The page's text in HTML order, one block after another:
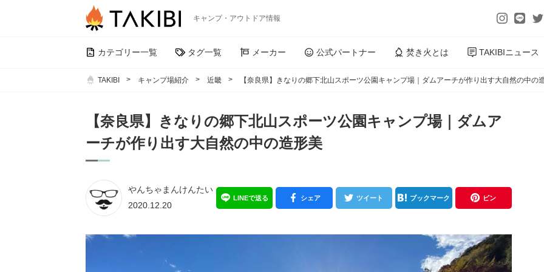
キャンプ・アウトドア情報
カテゴリー一覧 タグ一覧 メーカー 公式パートナー 焚き火とは TAKIBIニュース
TAKIBI キャンプ場紹介 近畿 【奈良県】きなりの郷下北山スポーツ公園キャンプ場｜ダムアーチが作り出す大自然の中の
【奈良県】きなりの郷下北山スポーツ公園キャンプ場｜ダムア
ーチが作り出す大自然の中の造形美
やんちゃまんけんたい
2020.12.20
LINEで送る シェア ツイート ブックマーク ピン